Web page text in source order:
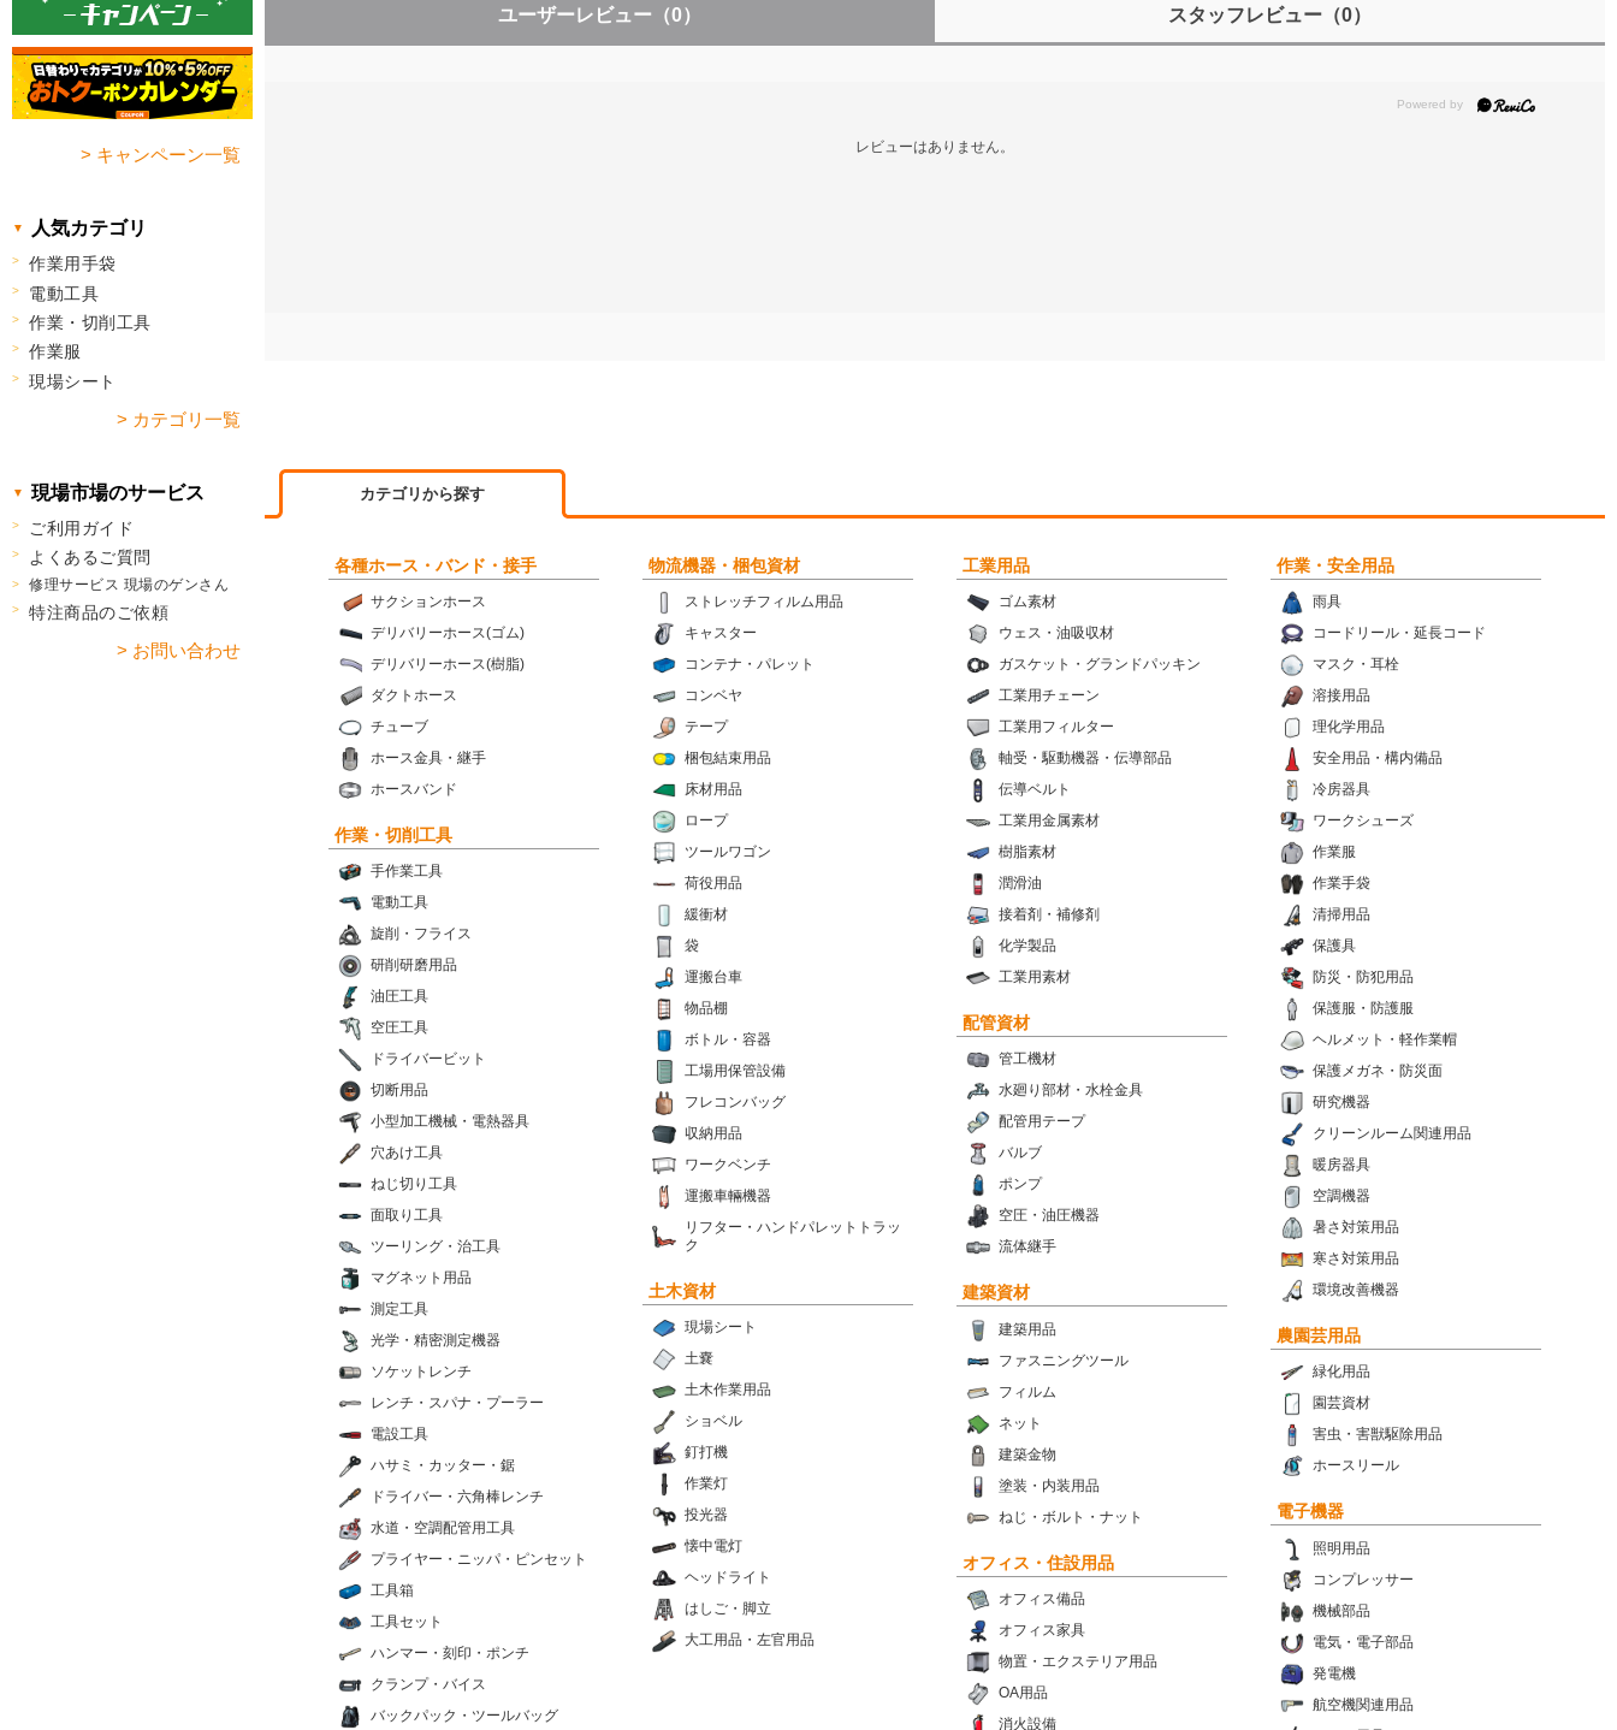
ユーザーレビュー （0） スタッフレビュー （0）
レビューはありません。
カテゴリから探す
各種ホース・バンド・接手
サクションホース
デリバリーホース(ゴム)
デリバリーホース(樹脂)
ダクトホース
チューブ
ホース金具・継手
ホースバンド
物流機器・梱包資材
ストレッチフィルム用品
キャスター
コンテナ・パレット
コンベヤ
テープ
梱包結束用品
床材用品
ロープ
ツールワゴン
荷役用品
緩衝材
袋
運搬台車
物品棚
ボトル・容器
工場用保管設備
フレコンバッグ
収納用品
ワークベンチ
運搬車輛機器
リフター・ハンドパレットトラッ
ク
工業用品
ゴム素材
ウェス・油吸収材
ガスケット・グランドパッキン
工業用チェーン
工業用フィルター
軸受・駆動機器・伝導部品
伝導ベルト
工業用金属素材
樹脂素材
潤滑油
接着剤・補修剤
化学製品
工業用素材
作業・安全用品
雨具
コードリール・延長コード
マスク・耳栓
溶接用品
理化学用品
安全用品・構内備品
冷房器具
ワークシューズ
作業服
作業手袋
清掃用品
保護具
防災・防犯用品
保護服・防護服
ヘルメット・軽作業帽
保護メガネ・防災面
研究機器
クリーンルーム関連用品
暖房器具
空調機器
暑さ対策用品
寒さ対策用品
環境改善機器
作業・切削工具
手作業工具
電動工具
旋削・フライス
研削研磨用品
油圧工具
空圧工具
ドライバービット
切断用品
小型加工機械・電熱器具
穴あけ工具
ねじ切り工具
面取り工具
ツーリング・治工具
マグネット用品
測定工具
光学・精密測定機器
ソケットレンチ
レンチ・スパナ・プーラー
電設工具
ハサミ・カッター・鋸
ドライバー・六角棒レンチ
水道・空調配管用工具
プライヤー・ニッパ・ピンセット
工具箱
工具セット
ハンマー・刻印・ポンチ
クランプ・バイス
バックパック・ツールバッグ
配管資材
管工機材
水廻り部材・水栓金具
配管用テープ
バルブ
ポンプ
空圧・油圧機器
流体継手
土木資材
現場シート
土嚢
土木作業用品
ショベル
釘打機
作業灯
投光器
懐中電灯
ヘッドライト
はしご・脚立
大工用品・左官用品
建築資材
建築用品
ファスニングツール
フィルム
ネット
建築金物
塗装・内装用品
ねじ・ボルト・ナット
農園芸用品
緑化用品
園芸資材
害虫・害獣駆除用品
ホースリール
電子機器
照明用品
コンプレッサー
機械部品
電気・電子部品
発電機
航空機関連用品
オフィス・住設用品
オフィス備品
オフィス家具
物置・エクステリア用品
OA用品
消火設備
> キャンペーン一覧
人気カテゴリ
作業用手袋
電動工具
作業・切削工具
作業服
現場シート
> カテゴリ一覧
現場市場のサービス
ご利用ガイド
よくあるご質問
修理サービス 現場のゲンさん
特注商品のご依頼
> お問い合わせ